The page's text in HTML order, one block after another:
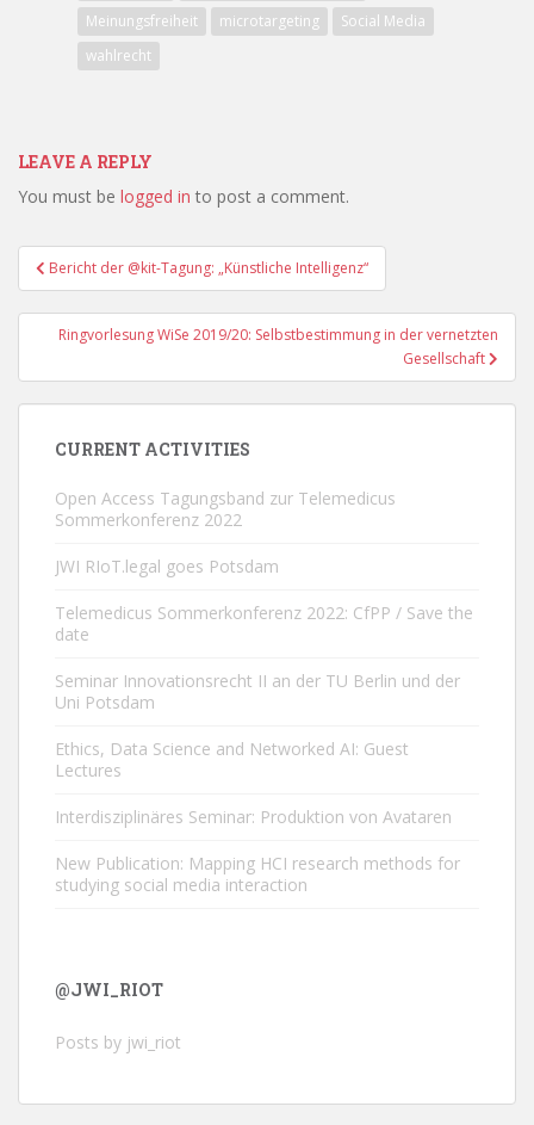
Meinungsfreiheit
microtargeting
Social Media
wahlrecht
LEAVE A REPLY
You must be logged in to post a comment.
Post
navigation
Bericht der @kit-Tagung: „Künstliche Intelligenz“
Ringvorlesung WiSe 2019/20: Selbstbestimmung in der vernetzten
Gesellschaft
CURRENT ACTIVITIES
Open Access Tagungsband zur Telemedicus
Sommerkonferenz 2022
JWI RIoT.legal goes Potsdam
Telemedicus Sommerkonferenz 2022: CfPP / Save the
date
Seminar Innovationsrecht II an der TU Berlin und der
Uni Potsdam
Ethics, Data Science and Networked AI: Guest
Lectures
Interdisziplinäres Seminar: Produktion von Avataren
New Publication: Mapping HCI research methods for
studying social media interaction
@JWI_RIOT
Posts by jwi_riot